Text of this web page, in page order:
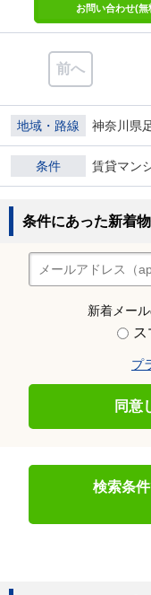
お問い合わせ(無
前へ
地域・路線 神奈川県
条件 賃貸マン
条件にあった新着
新着メー
プ
同意
検索条